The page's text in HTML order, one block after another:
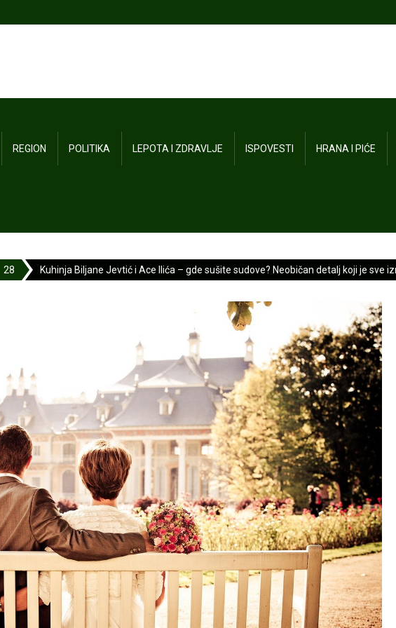
REGION POLITIKA LEPOTA I ZDRAVLJE ISPOVESTI HRANA I PIĆE
28 Kuhinja Biljane Jevtić i Ace Ilića – gde sušite sudove? Neobičan detalj koji je sve